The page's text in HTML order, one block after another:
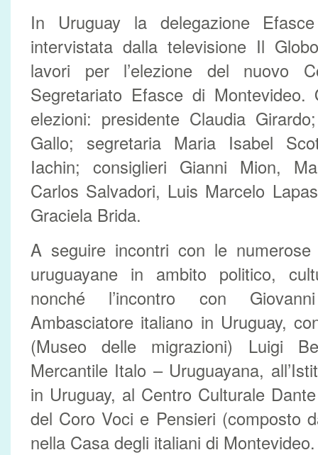
In Uruguay la delegazione
intervistata dalla televisione Il
lavori per l’elezione del nuovo
Segretariato Efasce di
elezioni: presidente Claudia
Gallo; segretaria Maria Isabel
Iachin; consiglieri Gianni Mion,
Carlos Salvadori, Luis Marcelo
Graciela Brida.
A seguire incontri con le numerose
uruguayane in ambito politico,
nonché l’incontro con
Ambasciatore italiano in Uruguay,
(Museo delle migrazioni) Luigi
Mercantile Italo – Uruguayana,
in Uruguay, al Centro Culturale
del Coro Voci e Pensieri (composto
nella Casa degli italiani di Montevideo.